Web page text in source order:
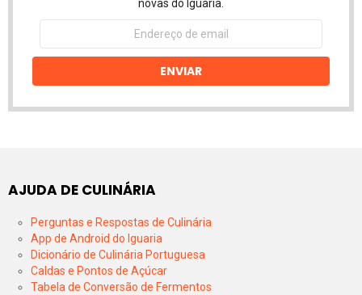
novas do Iguaria.
Endereço
email
ENVIAR
AJUDA DE CULINÁRIA
Perguntas e Respostas de Culinária
App de Android do Iguaria
Dicionário de Culinária Portuguesa
Caldas e Pontos de Açúcar
Tabela de Conversão de Fermentos